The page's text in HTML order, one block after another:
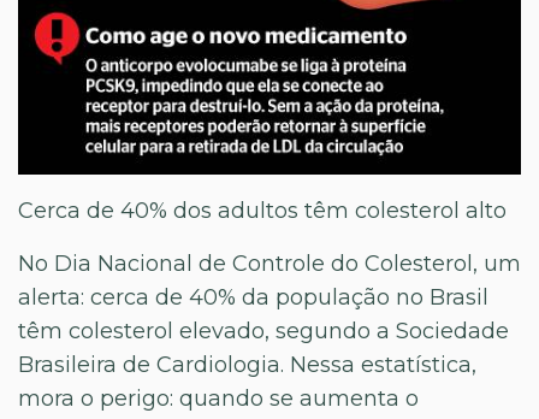
Cerca de 40% dos adultos têm colesterol alto
No Dia Nacional de Controle do Colesterol, um
alerta: cerca de 40% da população no Brasil
têm colesterol elevado, segundo a Sociedade
Brasileira de Cardiologia. Nessa estatística,
mora o perigo: quando se aumenta o